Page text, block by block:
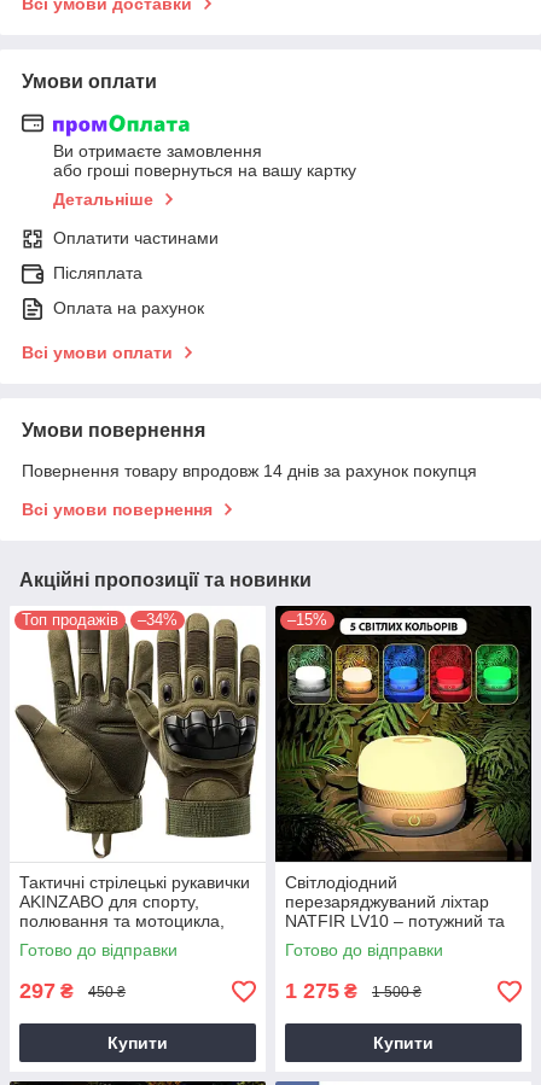
Умови оплати
Ви отримаєте замовлення
або гроші повернуться на вашу картку
Детальніше
Оплатити частинами
Післяплата
Оплата на рахунок
Всі умови оплати
Умови повернення
Повернення товару впродовж 14 днів за рахунок покупця
Всі умови повернення
Акційні пропозиції та новинки
Топ продажів –34%
Тактичні стрілецькі рукавички
AKINZABO для спорту,
полювання та мотоцикла,
Сенсорні рукавиці XL
Готово до відправки
297 ₴ 450 ₴
Купити
–15%
Світлодіодний
перезаряджуваний ліхтар
NATFIR LV10 – потужний та
багатофункціональний
Готово до відправки
1 275 ₴ 1 500 ₴
Купити